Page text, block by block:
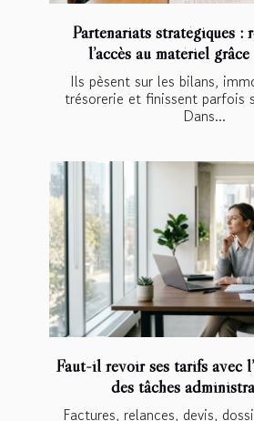
Partenariats stratégiques :
l’accès au matériel
Ils pèsent sur les bilans,
trésorerie et finissent parfois
Dans...
Faut-il revoir ses tarifs avec
des tâches
Factures, relances, devis,